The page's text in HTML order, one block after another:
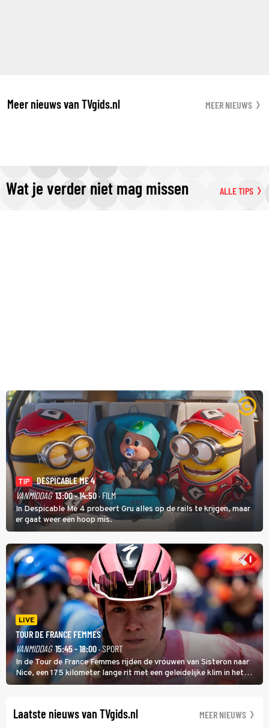
Meer nieuws van TVgids.nl MEER NIEUWS
Wat je verder niet mag missen ALLE TIPS
TIP
DESPICABLE ME 4
VANMIDDAG 13:00 - 14:50· FILM
In Despicable Me 4 probeert Gru alles op de rails te krijgen, maar
er gaat weer een hoop mis.
LIVE
TOUR DE FRANCE FEMMES
VANMIDDAG 15:45 - 18:00· SPORT
In de Tour de France Femmes rijden de vrouwen van Sisteron naar
Nice, een 175 kilometer lange rit met een geleidelijke klim in het
midden. Dat is mogelijk niet de zwaarste hindernis, dat is de
Laatste nieuws van TVgids.nl MEER NIEUWS